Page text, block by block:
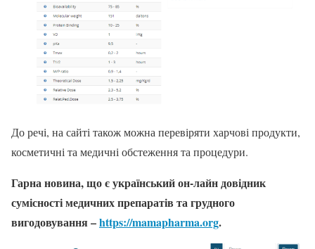
До речі, на сайті також можна перевіряти харчові продукти,
косметичні та медичні обстеження та процедури.
Гарна новина, що є український он-лайн довідник
сумісності медичних препаратів та грудного
вигодовування –https://mamapharma.org.